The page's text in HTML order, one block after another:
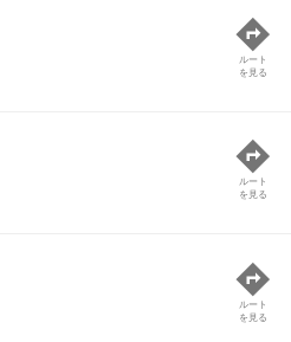
ルート
を見る
ルート
を見る
ルート
を見る